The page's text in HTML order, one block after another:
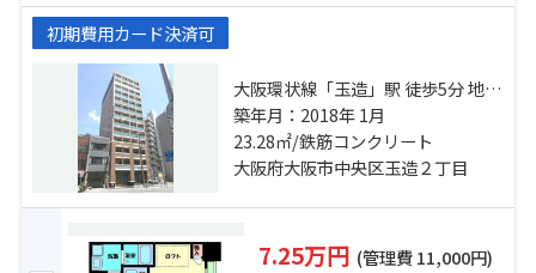
初期費用カード決済可
大阪環状線「玉造」駅 徒歩5分 地下
鉄長堀鶴見緑地「玉造」駅 徒歩2分
大阪環状線「森ノ宮」駅 徒歩12分
築年月：2018年 1月
23.28㎡/鉄筋コンクリート
大阪府大阪市中央区玉造２丁目
7.25万円 (管理費 11,000円)